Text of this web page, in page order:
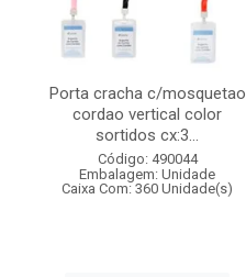
Porta cracha c/mosquetao
cordao vertical color
sortidos cx:3...
Código: 490044
Embalagem: Unidade
Caixa Com: 360 Unidade(s)